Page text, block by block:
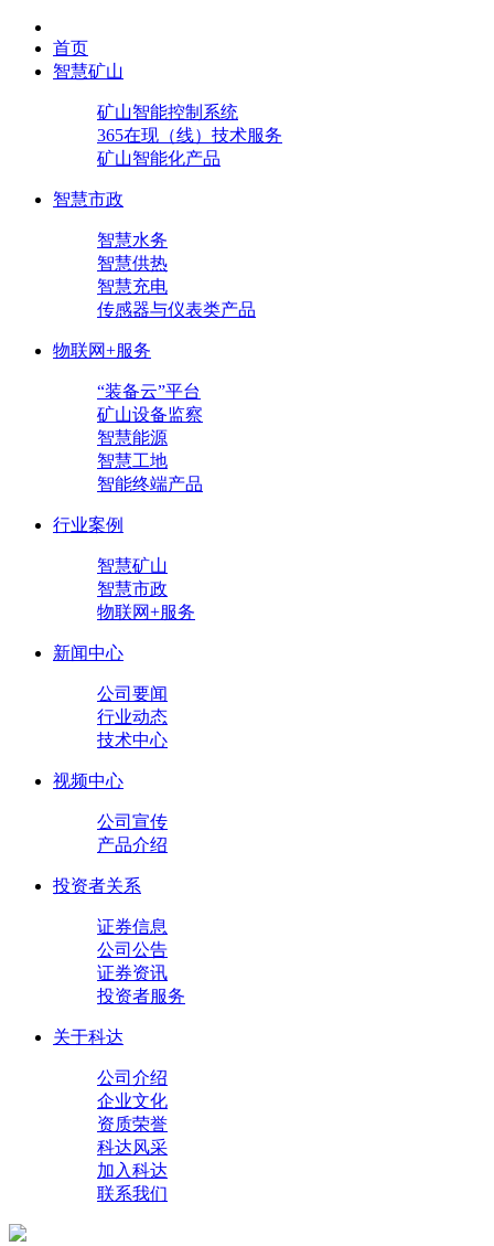
首页
智慧矿山
矿山智能控制系统
365在现（线）技术服务
矿山智能化产品
智慧市政
智慧水务
智慧供热
智慧充电
传感器与仪表类产品
物联网+服务
“装备云”平台
矿山设备监察
智慧能源
智慧工地
智能终端产品
行业案例
智慧矿山
智慧市政
物联网+服务
新闻中心
公司要闻
行业动态
技术中心
视频中心
公司宣传
产品介绍
投资者关系
证券信息
公司公告
证券资讯
投资者服务
关于科达
公司介绍
企业文化
资质荣誉
科达风采
加入科达
联系我们